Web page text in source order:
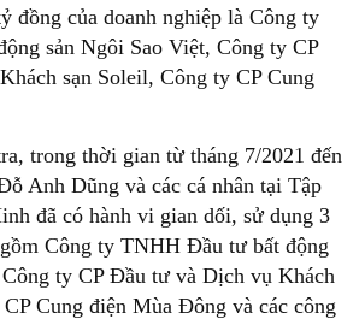
đồng của doanh nghiệp là Công ty
sản Ngôi Sao Việt, Công ty CP
sạn Soleil, Công ty CP Cung
trong thời gian từ tháng 7/2021 đến
Anh Dũng và các cá nhân tại Tập
đã có hành vi gian dối, sử dụng 3
Công ty TNHH Đầu tư bất động
ty CP Đầu tư và Dịch vụ Khách
Cung điện Mùa Đông và các công